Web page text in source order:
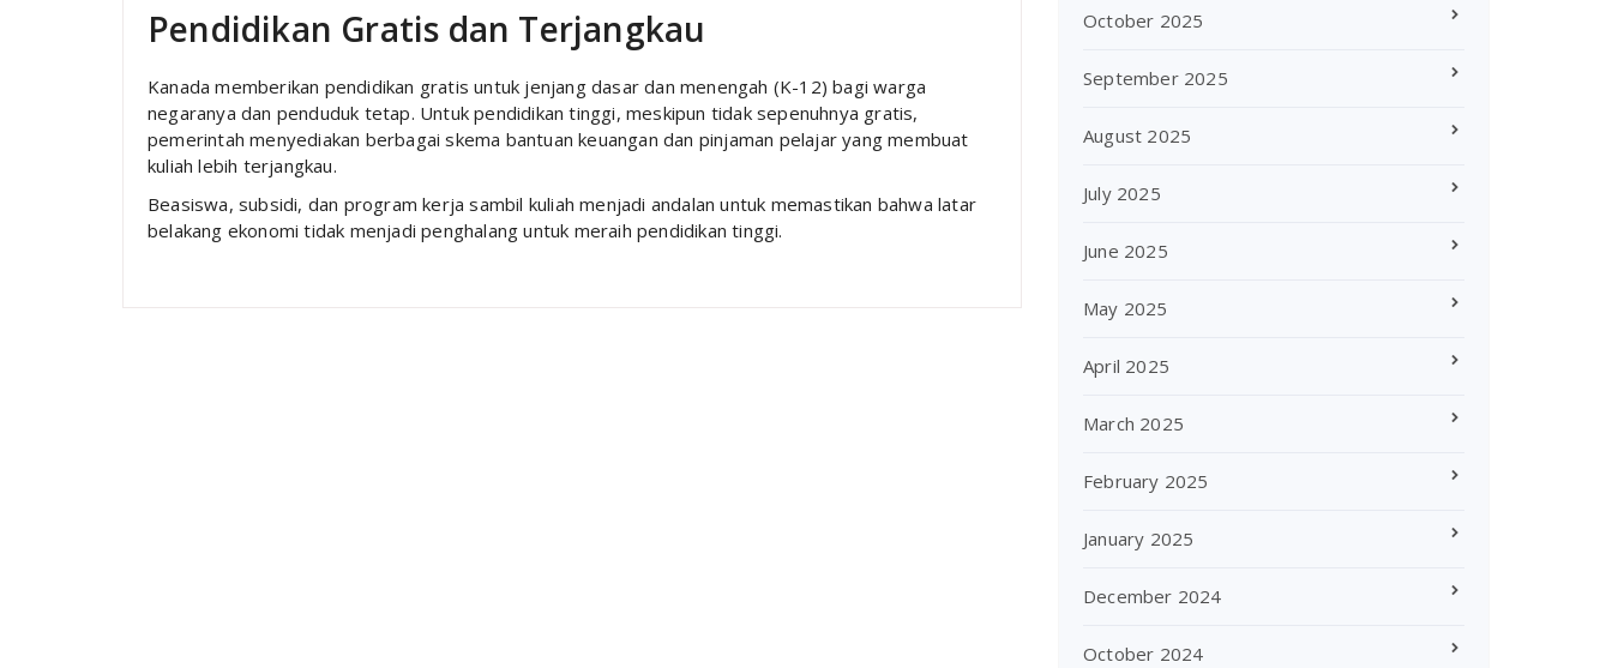
Pendidikan Gratis dan Terjangkau
Kanada memberikan pendidikan gratis untuk jenjang dasar dan menengah (K-12) bagi warga
negaranya dan penduduk tetap. Untuk pendidikan tinggi, meskipun tidak sepenuhnya gratis,
pemerintah menyediakan berbagai skema bantuan keuangan dan pinjaman pelajar yang membuat
kuliah lebih terjangkau.
Beasiswa, subsidi, dan program kerja sambil kuliah menjadi andalan untuk memastikan bahwa latar
belakang ekonomi tidak menjadi penghalang untuk meraih pendidikan tinggi.
October 2025
September 2025
August 2025
July 2025
June 2025
May 2025
April 2025
March 2025
February 2025
January 2025
December 2024
October 2024